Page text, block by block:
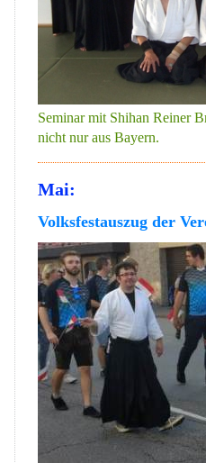
Seminar mit Shihan Reiner
nicht nur aus Bayern.
Mai:
Volksfestauszug der